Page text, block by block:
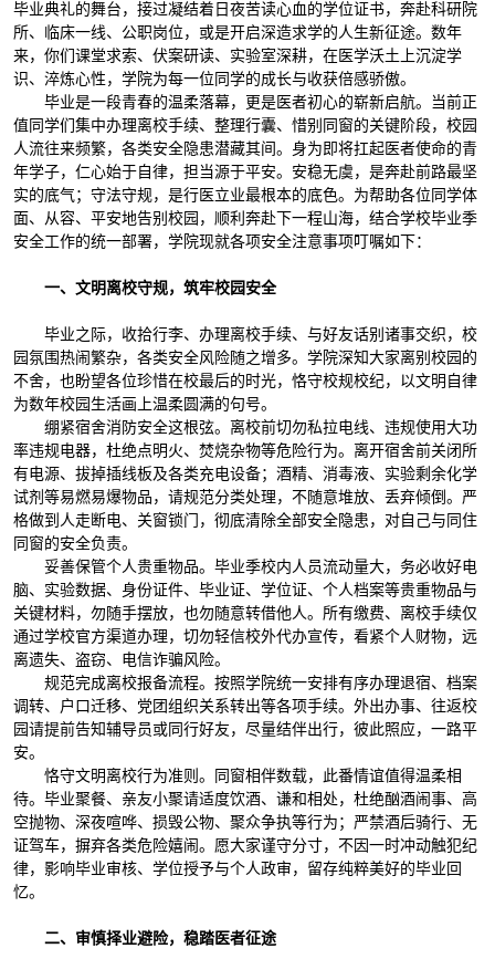
毕业典礼的舞台，接过凝结着日夜苦读心血的学位证书，奔赴科研院
所、临床一线、公职岗位，或是开启深造求学的人生新征途。数年
来，你们课堂求索、伏案研读、实验室深耕，在医学沃土上沉淀学
识、淬炼心性，学院为每一位同学的成长与收获倍感骄傲。
毕业是一段青春的温柔落幕，更是医者初心的崭新启航。当前正
值同学们集中办理离校手续、整理行囊、惜别同窗的关键阶段，校园
人流往来频繁，各类安全隐患潜藏其间。身为即将扛起医者使命的青
年学子，仁心始于自律，担当源于平安。安稳无虞，是奔赴前路最坚
实的底气；守法守规，是行医立业最根本的底色。为帮助各位同学体
面、从容、平安地告别校园，顺利奔赴下一程山海，结合学校毕业季
安全工作的统一部署，学院现就各项安全注意事项叮嘱如下：
一、文明离校守规，筑牢校园安全
毕业之际，收拾行李、办理离校手续、与好友话别诸事交织，校
园氛围热闹繁杂，各类安全风险随之增多。学院深知大家离别校园的
不舍，也盼望各位珍惜在校最后的时光，恪守校规校纪，以文明自律
为数年校园生活画上温柔圆满的句号。
绷紧宿舍消防安全这根弦。离校前切勿私拉电线、违规使用大功
率违规电器，杜绝点明火、焚烧杂物等危险行为。离开宿舍前关闭所
有电源、拔掉插线板及各类充电设备；酒精、消毒液、实验剩余化学
试剂等易燃易爆物品，请规范分类处理，不随意堆放、丢弃倾倒。严
格做到人走断电、关窗锁门，彻底清除全部安全隐患，对自己与同住
同窗的安全负责。
妥善保管个人贵重物品。毕业季校内人员流动量大，务必收好电
脑、实验数据、身份证件、毕业证、学位证、个人档案等贵重物品与
关键材料，勿随手摆放，也勿随意转借他人。所有缴费、离校手续仅
通过学校官方渠道办理，切勿轻信校外代办宣传，看紧个人财物，远
离遗失、盗窃、电信诈骗风险。
规范完成离校报备流程。按照学院统一安排有序办理退宿、档案
调转、户口迁移、党团组织关系转出等各项手续。外出办事、往返校
园请提前告知辅导员或同行好友，尽量结伴出行，彼此照应，一路平
安。
恪守文明离校行为准则。同窗相伴数载，此番情谊值得温柔相
待。毕业聚餐、亲友小聚请适度饮酒、谦和相处，杜绝酗酒闹事、高
空抛物、深夜喧哗、损毁公物、聚众争执等行为；严禁酒后骑行、无
证驾车，摒弃各类危险嬉闹。愿大家谨守分寸，不因一时冲动触犯纪
律，影响毕业审核、学位授予与个人政审，留存纯粹美好的毕业回
忆。
二、审慎择业避险，稳踏医者征途